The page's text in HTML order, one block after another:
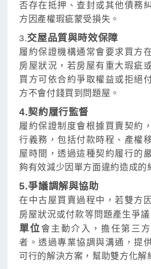
否存在抵押、查封或其他債務
方因產權瑕疵蒙受損失。
3.交屋品質與時效保障
履約保證機構通常會要求買方
房屋狀況，若房屋有重大瑕疵
買方可依合約爭取權益或拒絕
方不會付錢買到問題屋。
4.契約履行監督
履約保證制度會根據買賣契約
行義務，包括付款時程、產權
屋時間，透過這種契約履行的
夠有效減少因單方面違約造成的
5.爭議調解與協助
在中古屋買賣過程中，若雙方
房屋狀況或付款等問題產生爭議
單位 會主動介入，擔任第三
者。透過專業協調與溝通，提
可行的解決方案，幫助雙方化解